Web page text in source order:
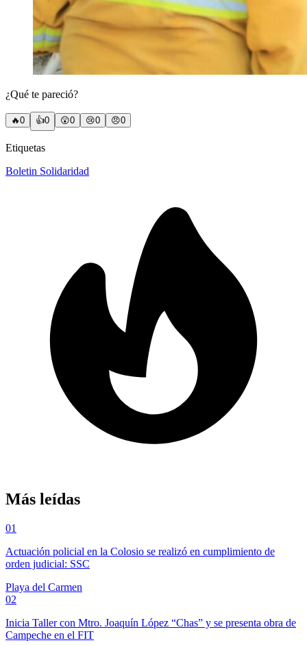
¿Qué te pareció?
🔥0 👍0 😲0 😢0 😠0
Etiquetas
Boletin Solidaridad
Más leídas
01
Actuación policial en la Colosio se realizó en cumplimiento de
orden judicial: SSC
Playa del Carmen
02
Inicia Taller con Mtro. Joaquín López “Chas” y se presenta obra de
Campeche en el FIT